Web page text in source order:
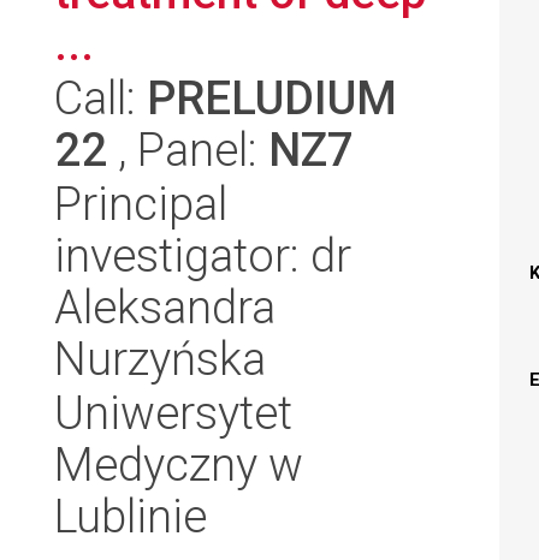
...
Call: PRELUDIUM
22 , Panel: NZ7
Principal
investigator: dr
Aleksandra
Nurzyńska
Uniwersytet
Medyczny w
Lublinie